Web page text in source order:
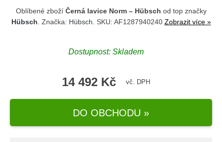
Oblíbené zboží Černá lavice Norm – Hübsch od top značky
Hübsch . Značka: Hübsch . SKU: AF1287940240 Zobrazit více »
Dostupnost: Skladem
14 492 Kč vč. DPH
DO OBCHODU »